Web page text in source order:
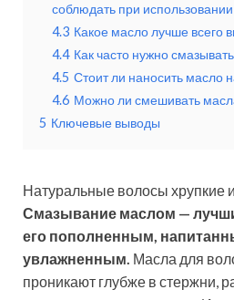
соблюдать при
4.3 Какое масло лучше всего
4.4 Как часто нужно
4.5 Стоит ли наносить масло
4.6 Можно ли смешивать
5 Ключевые выводы
Натуральные волосы хрупкие
Смазывание маслом —
его пополненным,
увлажненным. Масла для
проникают глубже в стержни,